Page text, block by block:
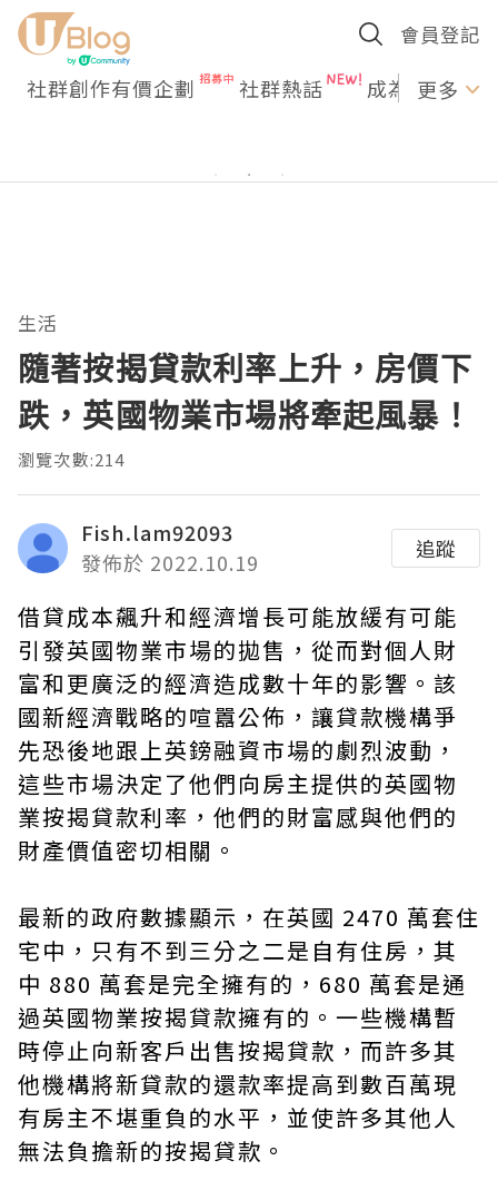
會員登記
社群創作有價企劃 社群熱話 成為U更多
生活
隨著按揭貸款利率上升，房價下
跌，英國物業市場將牽起風暴！
瀏覽次數:214
Fish.lam92093
發佈於 2022.10.19
追蹤
借貸成本飆升和經濟增長可能放緩有可能
引發英國物業市場的拋售，從而對個人財
富和更廣泛的經濟造成數十年的影響。該
國新經濟戰略的喧囂公佈，讓貸款機構爭
先恐後地跟上英鎊融資市場的劇烈波動，
這些市場決定了他們向房主提供的英國物
業按揭貸款利率，他們的財富感與他們的
財產價值密切相關。
最新的政府數據顯示，在英國 2470 萬套住
宅中，只有不到三分之二是自有住房，其
中 880 萬套是完全擁有的，680 萬套是通
過英國物業按揭貸款擁有的。一些機構暫
時停止向新客戶出售按揭貸款，而許多其
他機構將新貸款的還款率提高到數百萬現
有房主不堪重負的水平，並使許多其他人
無法負擔新的按揭貸款。